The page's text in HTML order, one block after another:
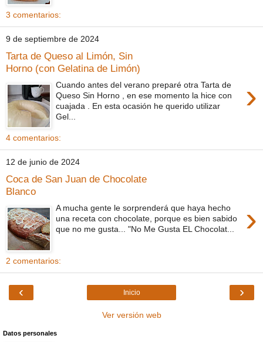
3 comentarios:
9 de septiembre de 2024
Tarta de Queso al Limón, Sin
Horno (con Gelatina de Limón)
›
Cuando antes del verano preparé otra Tarta de
Queso Sin Horno , en ese momento la hice con
cuajada . En esta ocasión he querido utilizar
Gel...
4 comentarios:
12 de junio de 2024
Coca de San Juan de Chocolate
Blanco
›
A mucha gente le sorprenderá que haya hecho
una receta con chocolate, porque es bien sabido
que no me gusta... "No Me Gusta EL Chocolat...
2 comentarios:
‹ ›
Inicio
Ver versión web
Datos personales